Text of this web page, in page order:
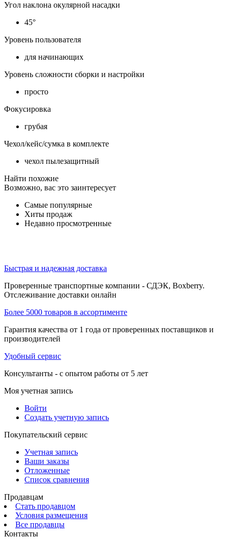
Угол наклона окулярной насадки
45°
Уровень пользователя
для начинающих
Уровень сложности сборки и настройки
просто
Фокусировка
грубая
Чехол/кейс/сумка в комплекте
чехол пылезащитный
Найти похожие
Возможно, вас это заинтересует
Самые популярные
Хиты продаж
Недавно просмотренные
Быстрая и надежная доставка
Проверенные транспортные компании - СДЭК, Boxberry.
Отслеживание доставки онлайн
Более 5000 товаров в ассортименте
Гарантия качества от 1 года от проверенных поставщиков и
производителей
Удобный сервис
Консультанты - с опытом работы от 5 лет
Моя учетная запись
Войти
Создать учетную запись
Покупательский сервис
Учетная запись
Ваши заказы
Отложенные
Список сравнения
Продавцам
Стать продавцом
Условия размещения
Все продавцы
Контакты